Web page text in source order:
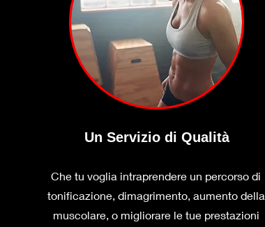
Un Servizio di Qualità
Che tu voglia intraprendere un percorso di
tonificazione, dimagrimento, aumento della
muscolare, o migliorare le tue prestazioni